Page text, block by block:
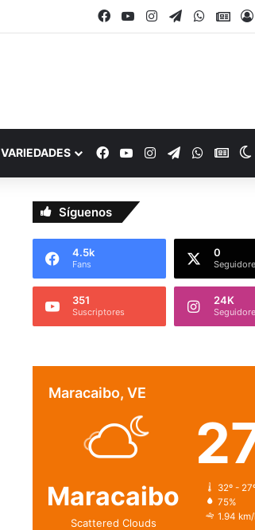
Facebook
YouTubeInstagram
Telegram
VARIEDADES Facebook
YouTubeInstagram
Telegram
Síguenos
4.5k
Fans
0
351
Suscriptores
24K
Maracaibo, VE
Maracaibo
Scattered Clouds
32º -
75%
1.94